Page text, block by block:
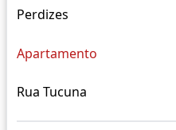
Perdizes
Apartamento
Rua Tucuna